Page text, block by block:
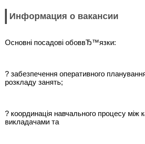
Информация о вакансии
Основні посадові обоввЂ™язки:
? забезпечення оперативного
розкладу занять;
? координація навчального процесу між
викладачами та